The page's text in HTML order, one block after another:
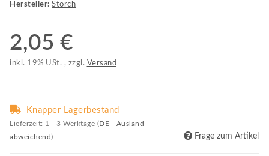
Hersteller: Storch
2,05 €
inkl. 19% USt. , zzgl. Versand
Knapper Lagerbestand
Lieferzeit: 1 - 3 Werktage (DE - Ausland
abweichend)
Frage zum Artikel